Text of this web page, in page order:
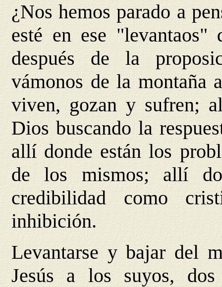
¿Nos hemos parado a
esté en ese "levantaos"
después de la
vámonos de la montaña
viven, gozan y sufren;
Dios buscando la
allí donde están los
de los mismos; allí
credibilidad como
inhibición.
Levantarse y bajar del
Jesús a los suyos,